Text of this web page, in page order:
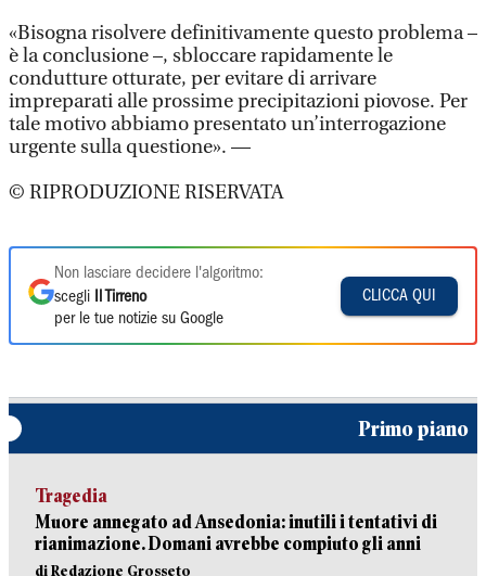
«Bisogna risolvere definitivamente questo problema –
è la conclusione –, sbloccare rapidamente le
condutture otturate, per evitare di arrivare
impreparati alle prossime precipitazioni piovose. Per
tale motivo abbiamo presentato un’interrogazione
urgente sulla questione». —
© RIPRODUZIONE RISERVATA
Non lasciare decidere l'algoritmo:
scegli
Il Tirreno
per le tue notizie su Google
CLICCA QUI
Primo piano
Tragedia
Muore annegato ad Ansedonia: inutili i tentativi di
rianimazione. Domani avrebbe compiuto gli anni
di Redazione Grosseto